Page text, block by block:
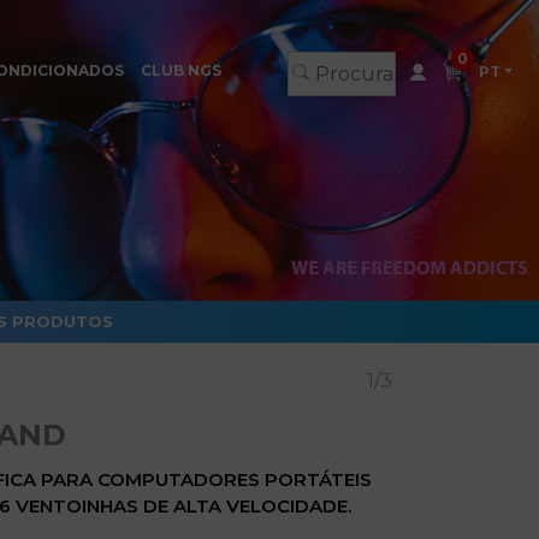
CLUB NGS
0
PT
PRODUTOS
1/3
PARA COMPUTADORES PORTÁTEIS
VENTOINHAS DE ALTA VELOCIDADE.